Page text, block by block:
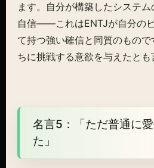
ます。自分が構築したシステ
自信——これはENTJが自分の
て持つ強い確信と同質のもの
ちに挑戦する意欲を与えたとも
名言5：「ただ普通に
た」